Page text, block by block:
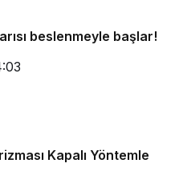
beslenmeyle başlar!
Kapalı Yöntemle